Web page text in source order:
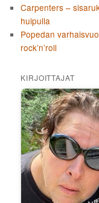
Carpenters –
huipulla
Popedan
rock’n’roll
KIRJOITTAJAT